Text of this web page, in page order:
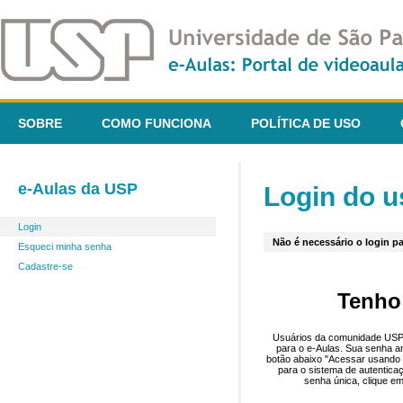
SOBRE COMO FUNCIONA POLÍTICA DE USO
e-Aulas da USP
Login
Esqueci minha senha
Cadastre-se
Login do
Não é necessário o login
Usuários da comunidade
para o e-Aulas. Sua senha
botão abaixo "Acessar
para o sistema de
senha única, clique